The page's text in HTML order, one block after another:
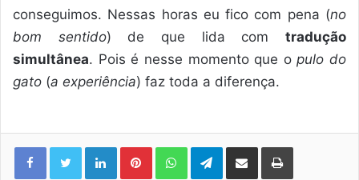
conseguimos. Nessas horas eu fico com pena (no
bom sentido) de que lida comtradução
simultânea. Pois é nesse momento que opulo do
gato (a experiência) faz toda a diferença.
LinkedinPinterestWhatsAppTelegram
Compartilhar via e-mail Imprimir